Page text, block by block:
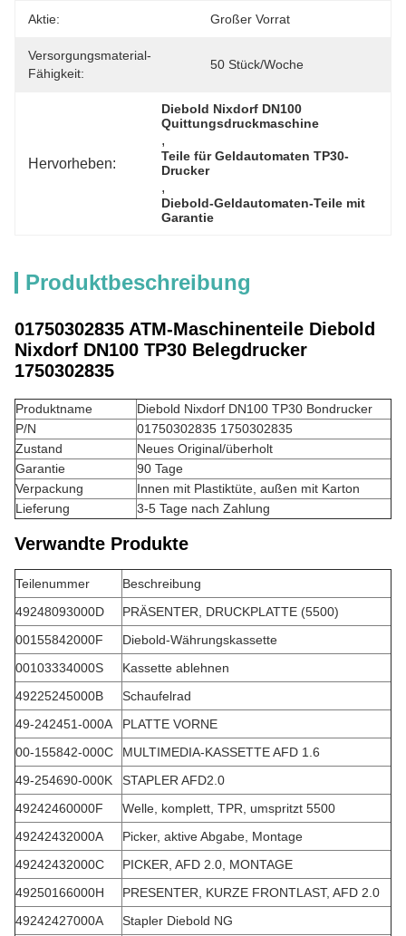
Aktie: Großer Vorrat
Versorgungsmaterial-
Fähigkeit:
50 Stück/Woche
Hervorheben:
Diebold Nixdorf DN100
Quittungsdruckmaschine
,
Teile für Geldautomaten TP30-
Drucker
,
Diebold-Geldautomaten-Teile mit
Garantie
Produktbeschreibung
01750302835 ATM-Maschinenteile Diebold
Nixdorf DN100 TP30 Belegdrucker
1750302835
Produktname
Diebold Nixdorf DN100 TP30 Bondrucker
P/N
01750302835 1750302835
Zustand
Neues Original/überholt
Garantie
90 Tage
Verpackung
Innen mit Plastiktüte, außen mit Karton
Lieferung
3-5 Tage nach Zahlung
Verwandte Produkte
Teilenummer
Beschreibung
49248093000D
PRÄSENTER, DRUCKPLATTE (5500)
00155842000F
Diebold-Währungskassette
00103334000S
Kassette ablehnen
49225245000B
Schaufelrad
49-242451-000A
PLATTE VORNE
00-155842-000C
MULTIMEDIA-KASSETTE AFD 1.6
49-254690-000K
STAPLER AFD2.0
49242460000F
Welle, komplett, TPR, umspritzt 5500
49242432000A
Picker, aktive Abgabe, Montage
49242432000C
PICKER, AFD 2.0, MONTAGE
49250166000H
PRESENTER, KURZE FRONTLAST, AFD 2.0
49242427000A
Stapler Diebold NG